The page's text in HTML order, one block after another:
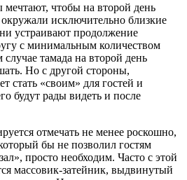
чтобы на второй день
исключительно близкие
устраивают продолжение
с минимальным количеством
тамада на второй день
Но с другой стороны,
стать «своим» для гостей и
будут рады видеть и после
отмечать не менее роскошно,
бы не позволил гостям
просто необходим. Часто с этой
массовик-затейник, выдвинутый